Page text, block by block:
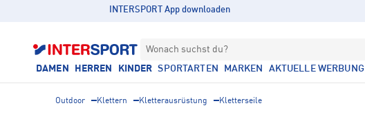
INTERSPORT App downloaden
Wonach suchst du?
DAMEN HERREN KINDER SPORTARTEN MARKEN AKTUELLE WERBUNG
Outdoor Klettern Kletterausrüstung Kletterseile